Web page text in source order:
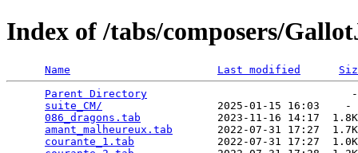
Index of /tabs/composers/
Name Last modified
Parent Directory
suite_CM/
2025-01-15 16:03
086_dragons.tab
2023-11-16 14:17
amant_malheureux.tab
2022-07-31 17:27
courante_1.tab
2022-07-31 17:27